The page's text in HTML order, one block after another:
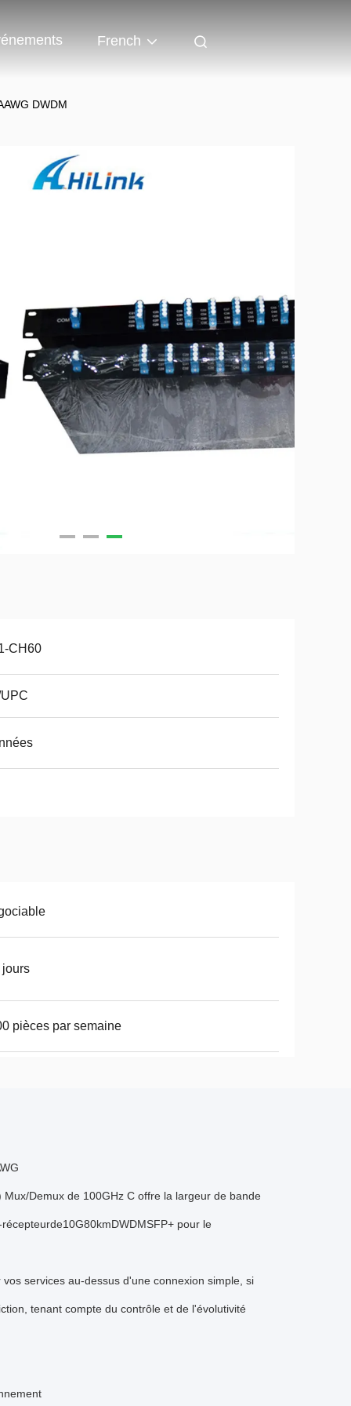
French
DWDM
CH60
jours
pièces par semaine
Demux de 100GHz C offre la largeur de bande
pour le
services au-dessus d'une connexion simple, si
tenant compte du contrôle et de l'évolutivité